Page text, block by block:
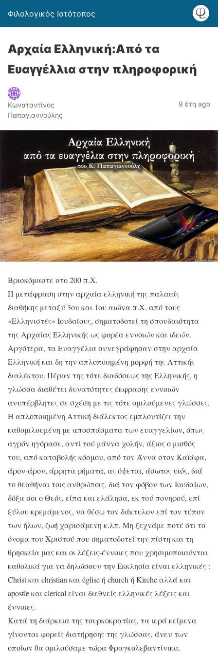
Φιλολογικός Ιστότοπος
Αρχαία Ελληνική:Από τα
Ευαγγέλλια στην πληροφορική
Κωνσταντίνος
Παπαγιαννούλης
9 έτη ago
Βρισκόμαστε στο 200 π.Χ.
Η μετάφραση στην αρχαία ελληνική της παλαιάς
διαθήκης μεταξύ 3ου και 1ου αιώνα π.Χ. από τους
«Ελληνιστές» Ιουδαίους, σηματοδοτεί τη σπουδαιότητα
της Αρχαίας Ελληνικής ως φορέα εννοιών και ιδεών.
Αργότερα, τα Ευαγγέλια συνεγράφησαν στην αρχαία
Ελληνική και δη την απλοποιημένη μορφή της Αττικής
διαλέκτου. Πέραν της τότε διαδόσεως της Ελληνικής, η
γλώσσα διαθέτει δυνατότητες έκφρασης εννοιών
ανυπέρβλητες σε σχέση με τις τότε ομιλούμενες γλώσσες.
Η απλοποιημένη Αττική διάλεκτος εμπλουτίζει την
καθομιλουμένη με αποσπάσματα των ευαγγελίων, όπως
αγρόν ηγόρασε, αντί τού μάννα χολήν, άξιος ο μισθός
του, από καταβολής κόσμου, από τον Άννα στον Καïάφα,
άρον-άρον, άρρητα ρήματα, ας όψεται, άσωτος υιός, διά
το θεαθήναι τοις ανθρώποις, διά τον φόβον των Ιουδαίων,
δόξα σοι ο Θεός, είπα και ελάλησα, εκ τού πονηρού, επί
ξύλου κρεμάμενος, να θέσω τον δάκτυλον επί τον τύπον
των ήλων, ζωή χαρισάμενη κ.λπ. Μη ξεχνάμε ποτέ ότι το
όνομα του Χριστού που σηματοδοτεί την πίστη και τη
θρησκεία μας και οι λέξεις-έννοιες που χρησιμοποιούνται
καθολικά για να δηλώσουν την Εκκλησία είναι ελληνικές :
Christ και christian και église ή church ή Kirche αλλά και
apostle και clerical είναι διεθνείς ελληνικές λέξεις και
έννοιες.
Κατά τη διάρκεια της τουρκοκρατίας, τα ιερά κείμενα
γίνονται φορείς διατήρησης της γλώσσας, άνευ των
οποίων θα ομιλούσαμε τώρα Φραγκολεβαντίνικα.